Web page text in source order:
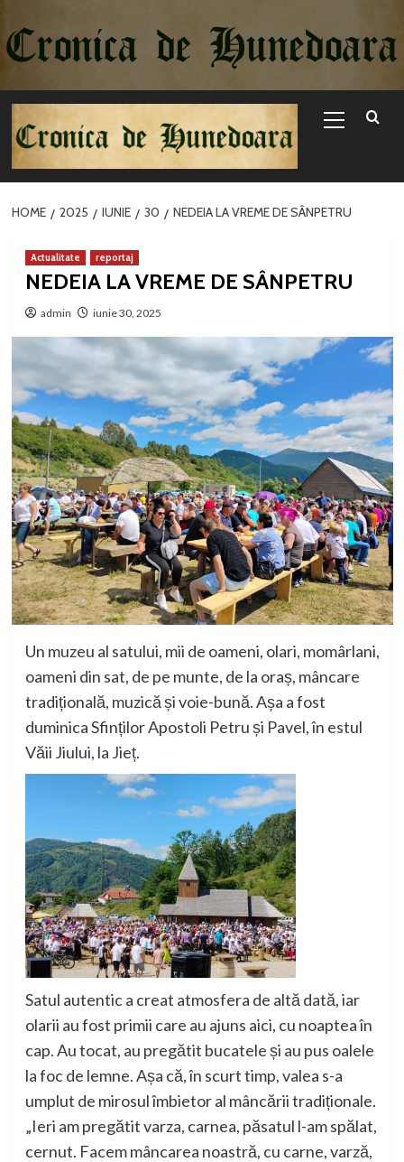
la
conținut
Menu
HOME 2025 IUNIE 30 NEDEIA LA VREME DE SÂNPETRU
Actualitate reportaj
NEDEIA LA VREME DE SÂNPETRU
admin iunie 30, 2025
Un muzeu al satului, mii de oameni, olari, momârlani,
oameni din sat, de pe munte, de la oraș, mâncare
tradițională, muzică și voie-bună. Așa a fost
duminica Sfinților Apostoli Petru și Pavel, în estul
Văii Jiului, la Jieț.
Satul autentic a creat atmosfera de altă dată, iar
olarii au fost primii care au ajuns aici, cu noaptea în
cap. Au tocat, au pregătit bucatele și au pus oalele
la foc de lemne. Așa că, în scurt timp, valea s-a
umplut de mirosul îmbietor al mâncării tradiționale.
„Ieri am pregătit varza, carnea, păsatul l-am spălat,
cernut. Facem mâncarea noastră, cu carne, varză,